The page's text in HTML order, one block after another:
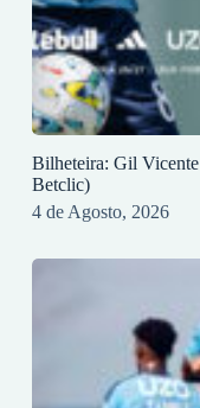
Bilheteira: Gil
Betclic)
4 de Agosto, 2026